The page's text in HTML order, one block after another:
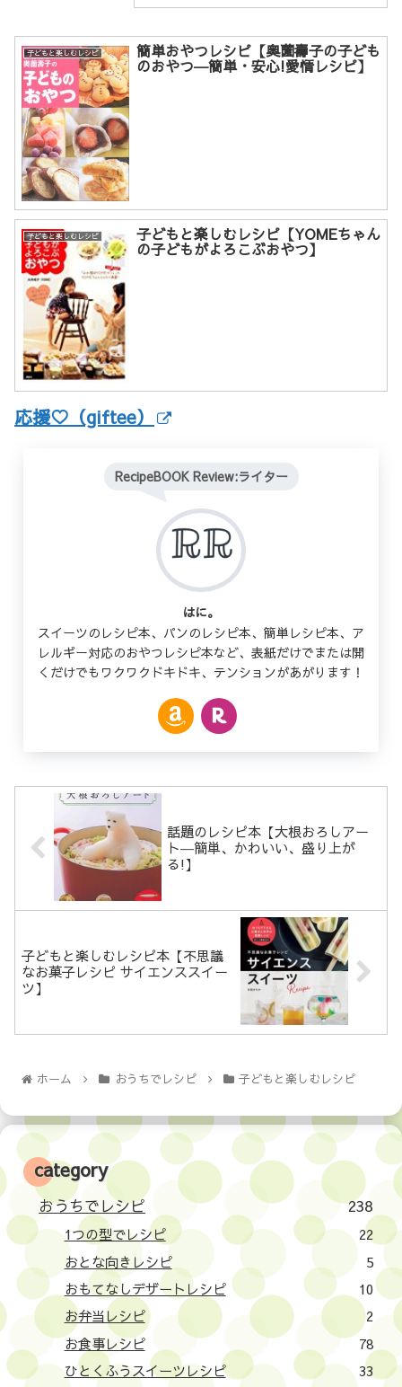
子どもと楽しむレシピ 簡単おやつレシピ【奥薗壽子の子ども
のおやつ―簡単・安心!愛情レシピ】
子どもと楽しむレシピ 子どもと楽しむレシピ【YOMEちゃん
の子どもがよろこぶおやつ】
応援♡（giftee）
RecipeBOOK Review:ライター
はに。
スイーツのレシピ本、パンのレシピ本、簡単レシピ本、ア
レルギー対応のおやつレシピ本など、表紙だけでまたは開
くだけでもワクワクドキドキ、テンションがあがります！
話題のレシピ本【大根おろしアー
ト―簡単、かわいい、盛り上が
る!】
子どもと楽しむレシピ本【不思議
なお菓子レシピ サイエンススイー
ツ】
ホーム おうちでレシピ 子どもと楽しむレシピ
category
おうちでレシピ 238
1つの型でレシピ
22
おとな向きレシピ
5
おもてなしデザートレシピ
10
お弁当レシピ
2
お食事レシピ
78
ひとくふうスイーツレシピ
33